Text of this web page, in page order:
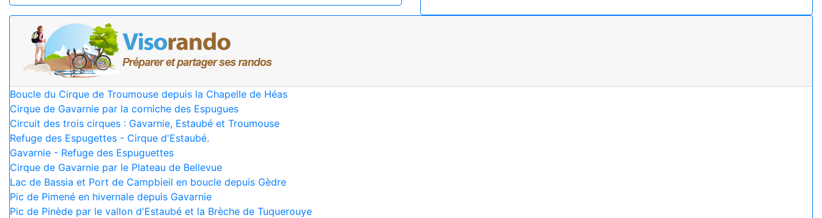
Boucle du Cirque de Troumouse depuis la Chapelle de Héas
Cirque de Gavarnie par la corniche des Espugues
Circuit des trois cirques : Gavarnie, Estaubé et Troumouse
Refuge des Espugettes - Cirque d'Estaubé.
Gavarnie - Refuge des Espuguettes
Cirque de Gavarnie par le Plateau de Bellevue
Lac de Bassia et Port de Campbieil en boucle depuis Gèdre
Pic de Pimené en hivernale depuis Gavarnie
Pic de Pinède par le vallon d'Estaubé et la Brèche de Tuquerouye